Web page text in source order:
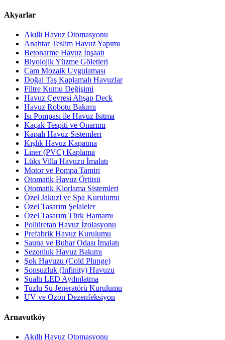
Akyarlar
Akıllı Havuz Otomasyonu
Anahtar Teslim Havuz Yapımı
Betonarme Havuz İnşaatı
Biyolojik Yüzme Göletleri
Cam Mozaik Uygulaması
Doğal Taş Kaplamalı Havuzlar
Filtre Kumu Değişimi
Havuz Çevresi Ahşap Deck
Havuz Robotu Bakımı
Isı Pompası ile Havuz Isıtma
Kaçak Tespiti ve Onarımı
Kapalı Havuz Sistemleri
Kışlık Havuz Kapatma
Liner (PVC) Kaplama
Lüks Villa Havuzu İmalatı
Motor ve Pompa Tamiri
Otomatik Havuz Örtüsü
Otomatik Klorlama Sistemleri
Özel Jakuzi ve Spa Kurulumu
Özel Tasarım Şelaleler
Özel Tasarım Türk Hamamı
Poliüretan Havuz İzolasyonu
Prefabrik Havuz Kurulumu
Sauna ve Buhar Odası İmalatı
Sezonluk Havuz Bakımı
Şok Havuzu (Cold Plunge)
Sonsuzluk (Infinity) Havuzu
Sualtı LED Aydınlatma
Tuzlu Su Jeneratörü Kurulumu
UV ve Ozon Dezenfeksiyon
Arnavutköy
Akıllı Havuz Otomasyonu